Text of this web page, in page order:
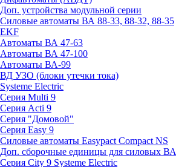
Доп. устройства модульной серии
Силовые автоматы ВА 88-33, 88-32, 88-35
EKF
Автоматы ВА 47-63
Автоматы ВА 47-100
Автоматы ВА-99
ВД УЗО (блоки утечки тока)
Systeme Electric
Серия Multi 9
Серия Acti 9
Серия "Домовой"
Серия Easy 9
Силовые автоматы Easypact Compact NS
Доп. сборочные единицы для силовых ВА
Серия City 9 Systeme Electric